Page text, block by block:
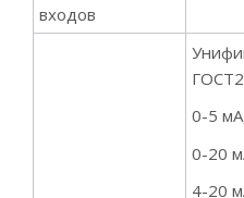
входов
0-5
0-20
4-20